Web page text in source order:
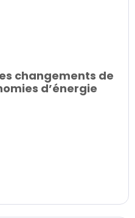
changements de
d’énergie